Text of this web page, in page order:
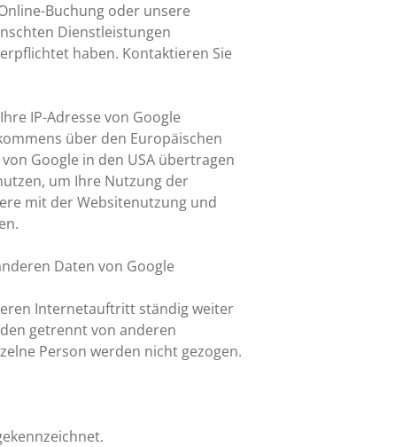
Buchung oder unsere
Dienstleistungen
haben. Kontaktieren Sie
IP-Adresse von Google
über den Europäischen
Google in den USA übertragen
um Ihre Nutzung der
mit der Websitenutzung und
Daten von Google
Internetauftritt ständig weiter
getrennt von anderen
Person werden nicht gezogen.